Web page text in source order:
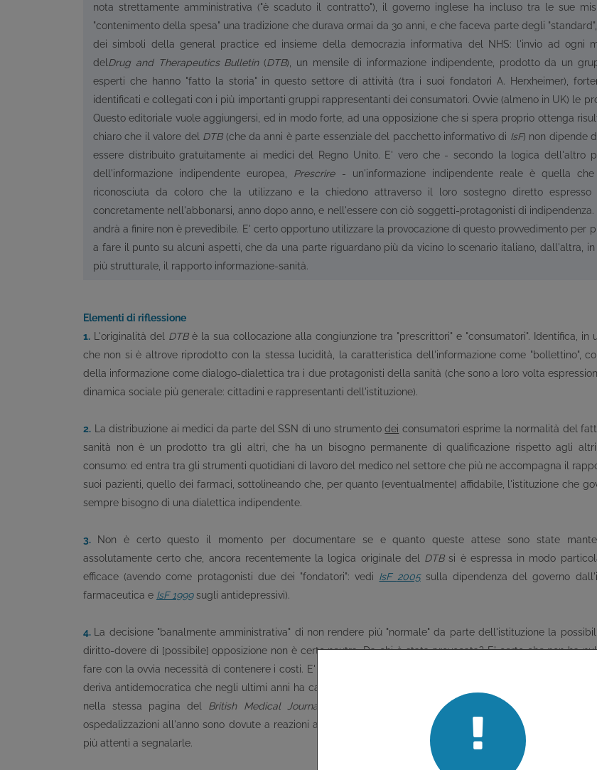
nota strettamente amministrativa ("è scaduto il contratto"), il governo inglese ha incluso tra le sue
"contenimento della spesa" una tradizione che durava ormai da 30 anni, e che faceva parte degli
dei simboli della general practice ed insieme della democrazia informativa del NHS: l'invio ad ogni
del Drug and Therapeutics Bulletin(DTB), un mensile di informazione indipendente, prodotto da un
esperti che hanno "fatto la storia" in questo settore di attività (tra i suoi fondatori A. Herxheimer),
identificati e collegati con i più importanti gruppi rappresentanti dei consumatori. Ovvie (almeno in UK) le
Questo editoriale vuole aggiungersi, ed in modo forte, ad una opposizione che si spera proprio ottenga
chiaro che il valore del DTB(che da anni è parte essenziale del pacchetto informativo di IsF) non dipende
essere distribuito gratuitamente ai medici del Regno Unito. E' vero che - secondo la logica dell'altro
dell'informazione indipendente europea, Prescrire- un'informazione indipendente reale è quella che
riconosciuta da coloro che la utilizzano e la chiedono attraverso il loro sostegno diretto espresso
concretamente nell'abbonarsi, anno dopo anno, e nell'essere con ciò soggetti-protagonisti di indipendenza.
andrà a finire non è prevedibile. E' certo opportuno utilizzare la provocazione di questo provvedimento per
a fare il punto su alcuni aspetti, che da una parte riguardano più da vicino lo scenario italiano, dall'altra,
più strutturale, il rapporto informazione-sanità.
Elementi di riflessione
1. L'originalità del DTBè la sua collocazione alla congiunzione tra "prescrittori" e "consumatori". Identifica, in
che non si è altrove riprodotto con la stessa lucidità, la caratteristica dell'informazione come "bollettino",
della informazione come dialogo-dialettica tra i due protagonisti della sanità (che sono a loro volta
dinamica sociale più generale: cittadini e rappresentanti dell'istituzione).
2. La distribuzione ai medici da parte del SSN di uno strumentodei consumatori esprime la normalità del
sanità non è un prodotto tra gli altri, che ha un bisogno permanente di qualificazione rispetto agli
consumo: ed entra tra gli strumenti quotidiani di lavoro del medico nel settore che più ne accompagna il
suoi pazienti, quello dei farmaci, sottolineando che, per quanto [eventualmente] affidabile, l'istituzione che
sempre bisogno di una dialettica indipendente.
3.
Non è certo questo il momento per documentare se e quanto queste attese sono state
assolutamente certo che, ancora recentemente la logica originale del DTBsi è espressa in modo
efficace (avendo come protagonisti due dei "fondatori": vedi IsF 2005sulla dipendenza del governo
farmaceutica e IsF1999sugli antidepressivi).
4.
La decisione "banalmente amministrativa" di non rendere più "normale" da parte dell'istituzione la
diritto-dovere di [possibile] opposizione non è certo neutra. Da chi è stata provocata? E' certo che non ha
fare con la ovvia necessità di contenere i costi. E' facile vederla come un indicatore (marginale, ma non
deriva antidemocratica che negli ultimi anni ha caratterizzato il governo del Regno Unito. E' perfino buffo
nella stessa pagina del British Medical Journal
che annunciava il provvedimento, si documenta che
ospedalizzazioni all'anno sono dovute a reazioni avverse da farmaci, e che sono i medici di medicina
più attenti a segnalarle.